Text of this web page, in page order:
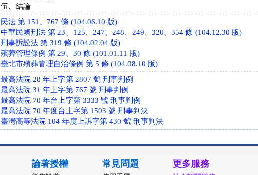
伍、結論
民法 第 151、767 條 (104.06.10 版)
中華民國刑法 第 23、125、247、248、249、320、354 條 (104.12.30 版)
刑事訴訟法 第 319 條 (104.02.04 版)
殯葬管理條例 第 29、30 條 (101.01.11 版)
臺北市殯葬管理自治條例 第 5 條 (104.08.10 版)
最高法院 28 年上字第 2807 號 刑事判例
最高法院 31 年上字第 767 號 刑事判例
最高法院 70 年台上字第 3333 號 刑事判例
最高法院 70 年度台上字第 1503 號 刑事判決
臺灣高等法院 104 年度上訴字第 430 號 刑事判決
論著授權 常見問題 更多服務